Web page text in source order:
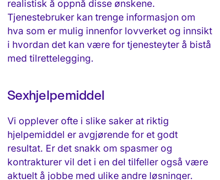
realistisk å oppnå disse ønskene.
Tjenestebruker kan trenge informasjon om
hva som er mulig innenfor lovverket og innsikt
i hvordan det kan være for tjenesteyter å bistå
med tilrettelegging.
Sexhjelpemiddel
Vi opplever ofte i slike saker at riktig
hjelpemiddel er avgjørende for et godt
resultat. Er det snakk om spasmer og
kontrakturer vil det i en del tilfeller også være
aktuelt å jobbe med ulike andre løsninger.